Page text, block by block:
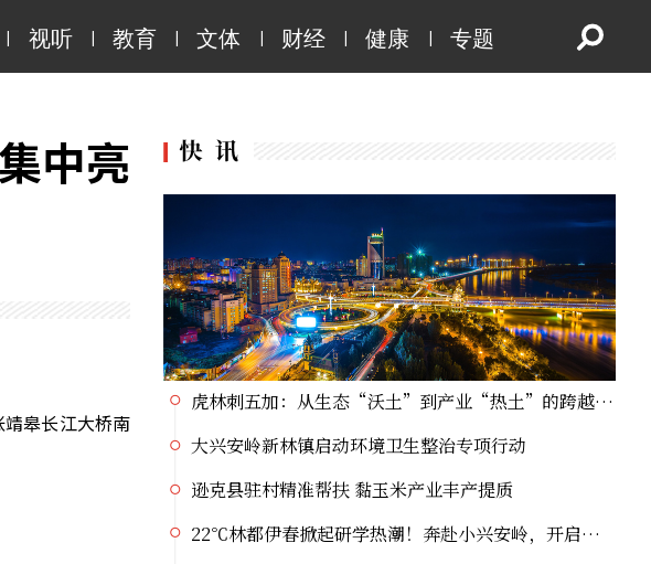
| 视听 | 教育 | 文体 | 财经 | 健康 | 专题
中亮
皋长江大桥南
22℃林都伊春掀起研学热潮！奔赴小兴安岭，开启自然探索大课堂
哈尔滨至伊春高铁今日启动按图运行试验
接到“无人仓”订单，打包责任由谁承担？
党史主题系列直播宣讲丨挺起大国油脉脊梁的精神航标
虎林：电商直播掀热潮 生态好蜜点亮荷花季
虎林刺五加：从生态“沃土”到产业“热土”的跨越之路
大兴安岭新林镇启动环境卫生整治专项行动
逊克县驻村精准帮扶 黏玉米产业丰产提质
伊春市伊美区亲水口袋公园微更新 打造群众家门口幸福乐园